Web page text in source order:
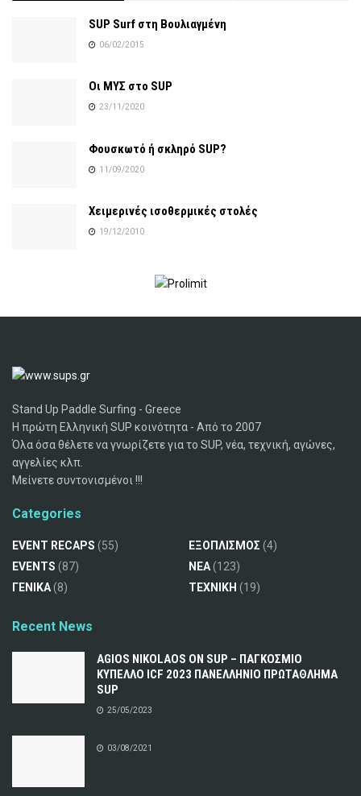
SUP Surf στη Βουλιαγμένη
06/02/2015
Οι ΜΥΣ στο SUP
23/11/2020
Φουσκωτό ή σκληρό SUP?
11/09/2020
Χειμερινές ισοθερμικές στολές
19/12/2010
Stand Up Paddle Surfing - Greece
Η πρώτη Ελληνική SUP κοινότητα - Από το 2007
Όλα όσα θέλετε να γνωρίζετε για το SUP, νέα, τεχνική, αγώνες,
αγγελίες κλπ.
Μείνετε συντονισμένοι !!!
Categories
EVENT RECAPS (55)
EVENTS (87)
ΓΕΝΙΚΑ(8)
ΕΞΟΠΛΙΣΜΟΣ (4)
ΝΕΑ(123)
ΤΕΧΝΙΚΗ (19)
Recent News
AGIOS NIKOLAOS ON SUP – ΠΑΓΚΟΣΜΙΟ
ΚΥΠΕΛΛΟ ICF 2023 ΠΑΝΕΛΛΗΝΙΟ ΠΡΩΤΑΘΛΗΜΑ
SUP
25/05/2023
03/08/2021